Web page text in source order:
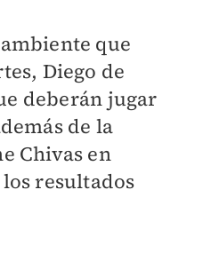
que
Diego de
deberán jugar
de la
Chivas en
resultados